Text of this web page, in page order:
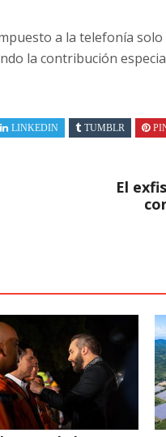
a la telefonía
la contribución
LINKEDIN TUMBLR
El